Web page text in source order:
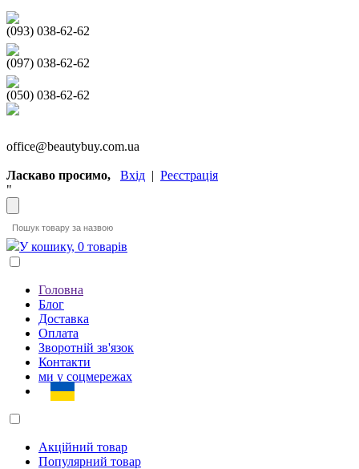
(093) 038-62-62
(097) 038-62-62
(050) 038-62-62
office@beautybuy.com.ua
Ласкаво просимо, Вхід | Реєстрація
"
У кошику, 0 товарів
Головна
Блог
Доставка
Оплата
Зворотній зв'язок
Контакти
ми у соцмережах
Акційний товар
Популярний товар